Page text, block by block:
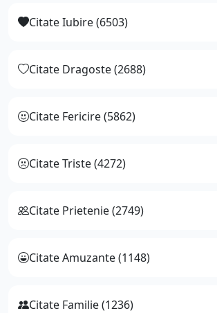
Citate Iubire (6503)
Citate Dragoste (2688)
Citate Fericire (5862)
Citate Triste (4272)
Citate Prietenie (2749)
Citate Amuzante (1148)
Citate Familie (1236)